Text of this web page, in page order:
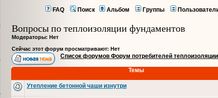
FAQ Поиск Альбом Группы
Вопросы по теплоизоляции фундаментов
Модераторы: Нет
Сейчас этот форум просматривают: Нет
Список форумов Форум потребителей теплоизоляции
Темы
Утепление бетонной чаши изнутри